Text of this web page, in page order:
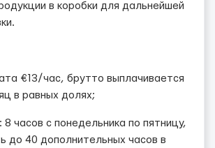
в коробки для дальнейшей
€13/час, брутто выплачивается
в равных долях;
часов с понедельника по пятницу,
до 40 дополнительных часов в